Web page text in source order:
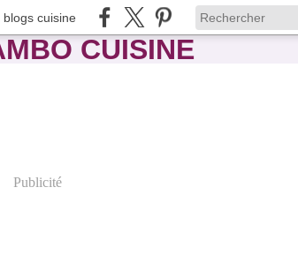
blogs cuisine
Publicité